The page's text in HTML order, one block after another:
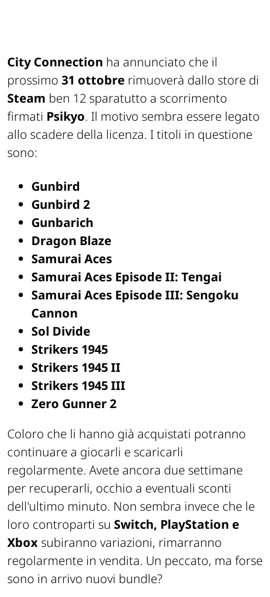
City Connection ha annunciato che il
prossimo 31 ottobre rimuoverà dallo store di
Steam ben 12 sparatutto a scorrimento
firmati Psikyo. Il motivo sembra essere legato
allo scadere della licenza. I titoli in questione
sono:
Gunbird
Gunbird 2
Gunbarich
Dragon Blaze
Samurai Aces
Samurai Aces Episode II: Tengai
Samurai Aces Episode III: Sengoku
Cannon
Sol Divide
Strikers 1945
Strikers 1945 II
Strikers 1945 III
Zero Gunner 2
Coloro che li hanno già acquistati potranno
continuare a giocarli e scaricarli
regolarmente. Avete ancora due settimane
per recuperarli, occhio a eventuali sconti
dell'ultimo minuto. Non sembra invece che le
loro controparti su Switch, PlayStation e
Xbox subiranno variazioni, rimarranno
regolarmente in vendita. Un peccato, ma forse
sono in arrivo nuovi bundle?